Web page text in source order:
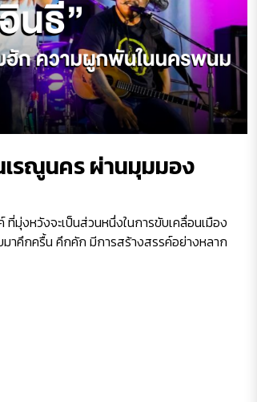
เรณูนคร ผ่านมุมมอง
มุ่งหวังจะเป็นส่วนหนึ่งในการขับเคลื่อนเมือง
าคึกครื้น คึกคัก มีการสร้างสรรค์อย่างหลาก